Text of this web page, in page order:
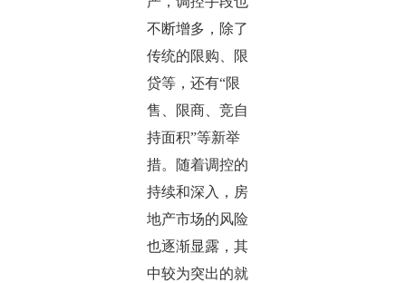
不断增多，除了
传统的限购、限
贷等，还有“限
售、限商、竞自
持面积”等新举
措。随着调控的
持续和深入，房
地产市场的风险
也逐渐显露，其
中较为突出的就